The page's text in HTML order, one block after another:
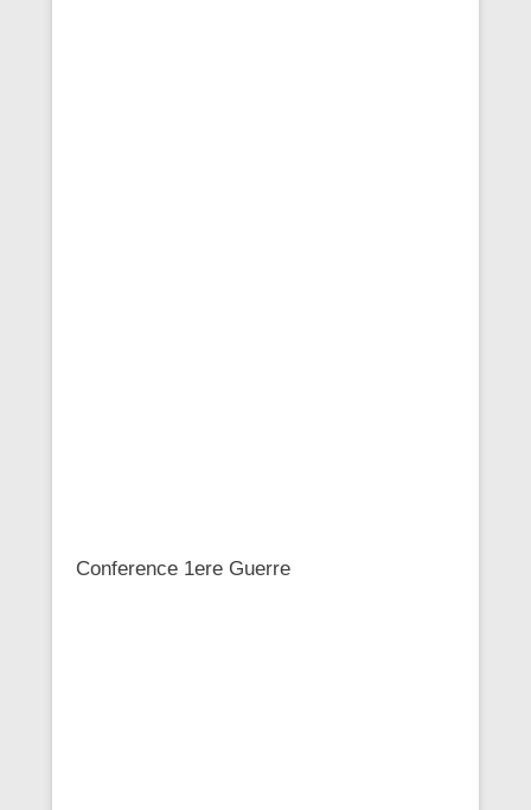
Conference 1ere Guerre